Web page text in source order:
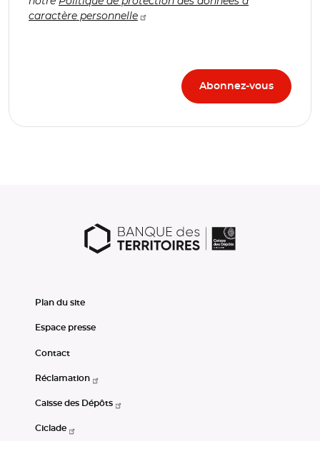
caractère personnelle
Plan du site
Espace presse
Contact
Réclamation
Caisse des Dépôts
Ciclade